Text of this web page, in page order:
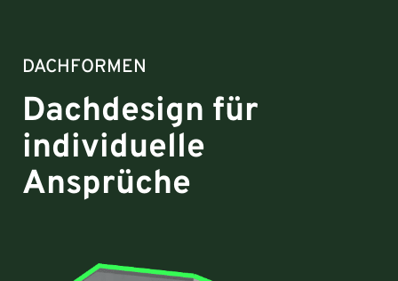
DACHFORMEN
Dachdesign für
individuelle
Ansprüche